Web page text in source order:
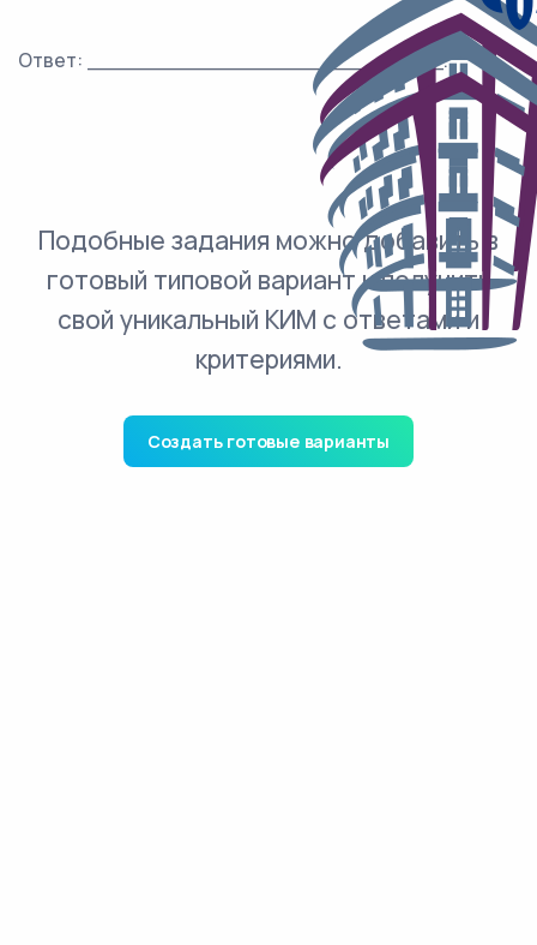
Ответ: ___________________________.
Подобные задания можно добавить в
готовый типовой вариант и получить
свой уникальный КИМ с ответами и
критериями.
Создать готовые варианты